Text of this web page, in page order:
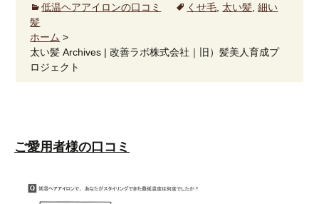
低温ヘアアイロンの口コミ くせ毛 太い髪 ,細い
髪
ホーム >
太い髪 Archives | 改善ラボ株式会社｜旧）髪美人育成プ
ロジェクト
ご愛用者様の口コミ